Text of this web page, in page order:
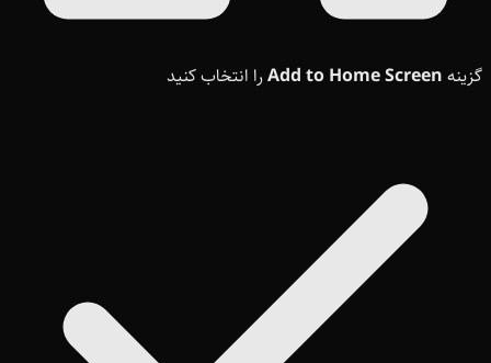
گزینه Add to Home Screenرا انتخاب کنید